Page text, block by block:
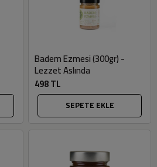
Badem Ezmesi (300gr) -
Lezzet Aslında
498 TL
SEPETE EKLE